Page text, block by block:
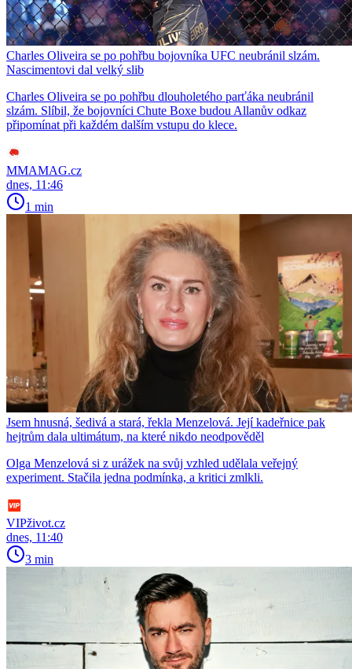
Charles Oliveira se po pohřbu bojovníka UFC neubránil slzám.
Nascimentovi dal velký slib
Charles Oliveira se po pohřbu dlouholetého parťáka neubránil
slzám. Slíbil, že bojovníci Chute Boxe budou Allanův odkaz
připomínat při každém dalším vstupu do klece.
MMAMAG.cz
dnes, 11:46
1 min
Jsem hnusná, šedivá a stará, řekla Menzelová. Její kadeřnice pak
hejtrům dala ultimátum, na které nikdo neodpověděl
Olga Menzelová si z urážek na svůj vzhled udělala veřejný
experiment. Stačila jedna podmínka, a kritici zmlkli.
VIPživot.cz
dnes, 11:40
3 min